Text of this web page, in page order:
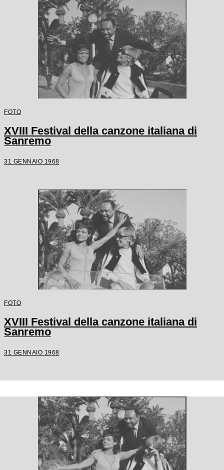
FOTO
XVIII Festival della canzone italiana di
Sanremo
31 GENNAIO 1968
FOTO
XVIII Festival della canzone italiana di
Sanremo
31 GENNAIO 1968